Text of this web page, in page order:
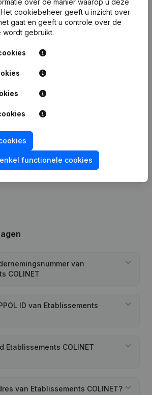
Publicatie
Statuten (Vertaling, Coördinatie,
Overige Wijzigingen, …)
Ontslagnemingen, Benoemingen
Kapitaal, Aandelen - Statuten
(Vertaling, Coördinatie, Overige
Wijzigingen, …)(FR)
van
COLINET
ID van Etablissements
Etablissements COLINET
van Etablissements COLINET?
over de manier waarop u deze
Het cookiebeheer geeft u inzicht over
gaat en geeft u controle over de
wordt gebruikt.
functionele cookies